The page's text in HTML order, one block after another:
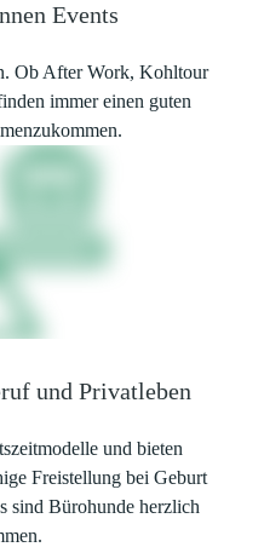
Events
Ob After Work, Kohltour
immer einen guten
und Privatleben
und bieten
Freistellung bei Geburt
sind Bürohunde herzlich